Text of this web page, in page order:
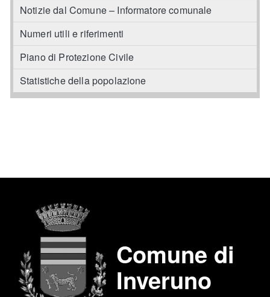
Notizie dal Comune – Informatore comunale
Numeri utili e riferimenti
Piano di Protezione Civile
Statistiche della popolazione
Comune di
Inveruno